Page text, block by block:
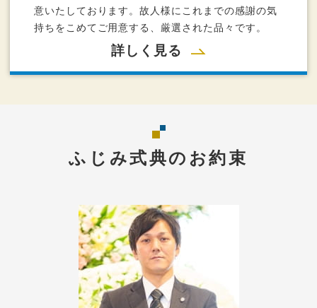
意いたしております。故人様にこれまでの感謝の気
持ちをこめてご用意する、厳選された品々です。
詳しく見る
ふじみ式典のお約束